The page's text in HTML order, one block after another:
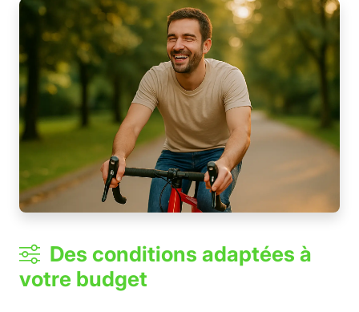
Des conditions adaptées à
votre budget